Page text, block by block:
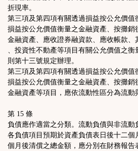
折現率。
第三項及第四項有關透過損益按公允價
損益按公允價值衡量之金融資產、按攤
金融資產、應收證券融資款、應收帳款
、投資性不動產等項目有關公允價值之
則第十三號規定辦理。
第三項及第四項有關透過損益按公允價
損益按公允價值衡量之金融資產、按攤
金融資產等項目，應依流動性區分為流動
第 15 條
負債應作適當之分類。流動負債與非流動
各負債項目預期於資產負債表日後十二
個月後清償之總金額，應分別在財務報告